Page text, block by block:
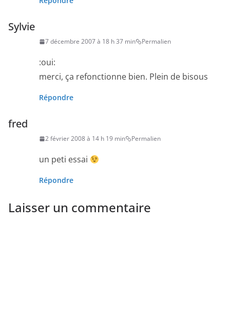
Sylvie
7 décembre 2007 à 18 h 37 min Permalien
:oui:
merci, ça refonctionne bien. Plein de bisous
Répondre
fred
2 février 2008 à 14 h 19 min Permalien
un peti essai
Répondre
Laisser un commentaire